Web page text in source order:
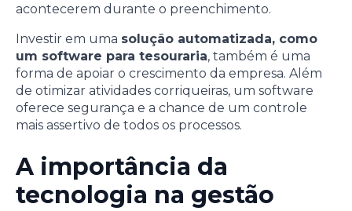
acontecerem durante o preenchimento.
Investir em uma solução automatizada, como
um software para tesouraria, também é uma
forma de apoiar o crescimento da empresa. Além
de otimizar atividades corriqueiras, um software
oferece segurança e a chance de um controle
mais assertivo de todos os processos.
A importância da
tecnologia na gestão